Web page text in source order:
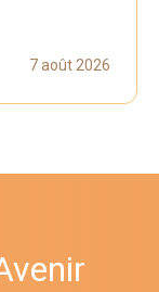
7 août 2026